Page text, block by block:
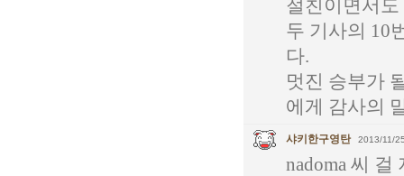
절친이면서
두 기사의 10
다.
멋진 승부가
에게 감사의
샤키한구영탄 2013/11/
nadoma 씨